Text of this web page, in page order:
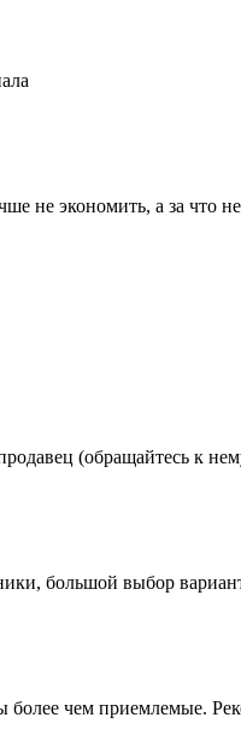
не экономить, а за что
(обращайтесь к
большой выбор
более чем приемлемые.